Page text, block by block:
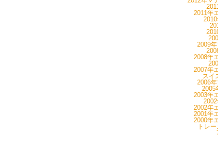
2011年
2009
2008年
2007年
スイ
2006
2005
2003年
2002年
2001年
2000年
トレ